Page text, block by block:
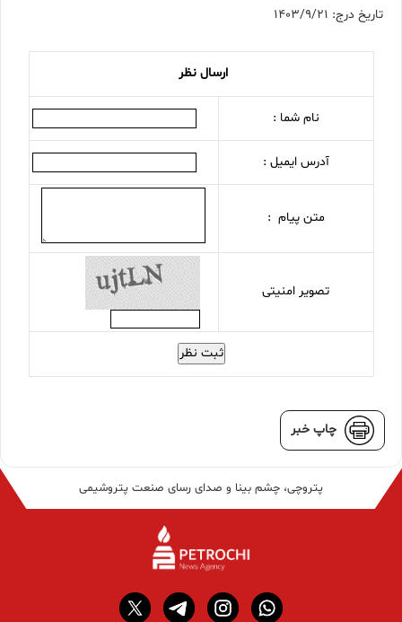
تاریخ درج: 1403/9/21
ارسال نظر
نام شما :
آدرس ایمیل :
متن پیام :
تصویر امنیتی
ثبت نظر
چاپ خبر
پتروچی، چشم بینا و صدای رسای صنعت پتروشیمی